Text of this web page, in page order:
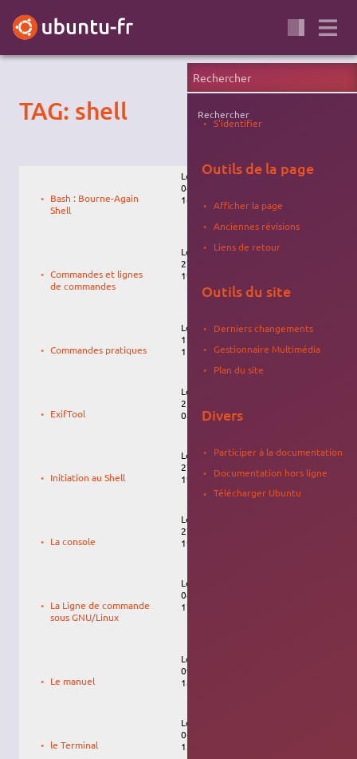
TAG: shell
Bash : Bourne-Again
Shell
Le
04/02/2010,
16:26
Commandes et lignes
de commandes
Le
27/04/2010,
19:10
Commandes pratiques
Le
12/02/2026,
11:20
Kro
ExifTool
Le
21/06/2022,
08:51
Initiation au Shell
Le
27/04/2010,
19:10
La console
Le
27/04/2010,
19:10
La Ligne de commande
sous GNU/Linux
Le
04/02/2020,
17:33
Le manuel
Le
09/01/2010,
18:29
le Terminal
Le
06/08/2022,
13:32
Rechercher
S'identifier
Outils de la page
Afficher la page
Anciennes révisions
Liens de retour
Outils du site
Derniers changements
Gestionnaire Multimédia
Plan du site
Divers
Participer à la documentation
Documentation hors ligne
Télécharger Ubuntu